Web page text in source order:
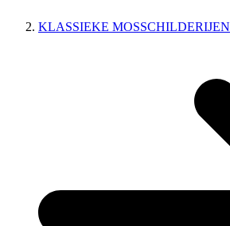
KLASSIEKE MOSSCHILDERIJEN